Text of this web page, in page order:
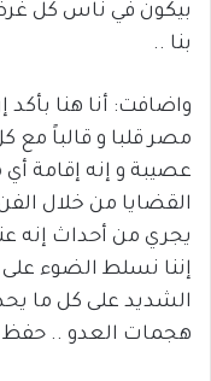
بيكون في ناس كل
بنا ..
واضافت: أنا هنا
مصر قلبا و قالباً مع
عصيبة و إنه إقامة
القضايا من خلال
يجري من أحداث إنه
إننا نسلط الضوء
الشديد على كل ما
هجمات العدو .. حفظ